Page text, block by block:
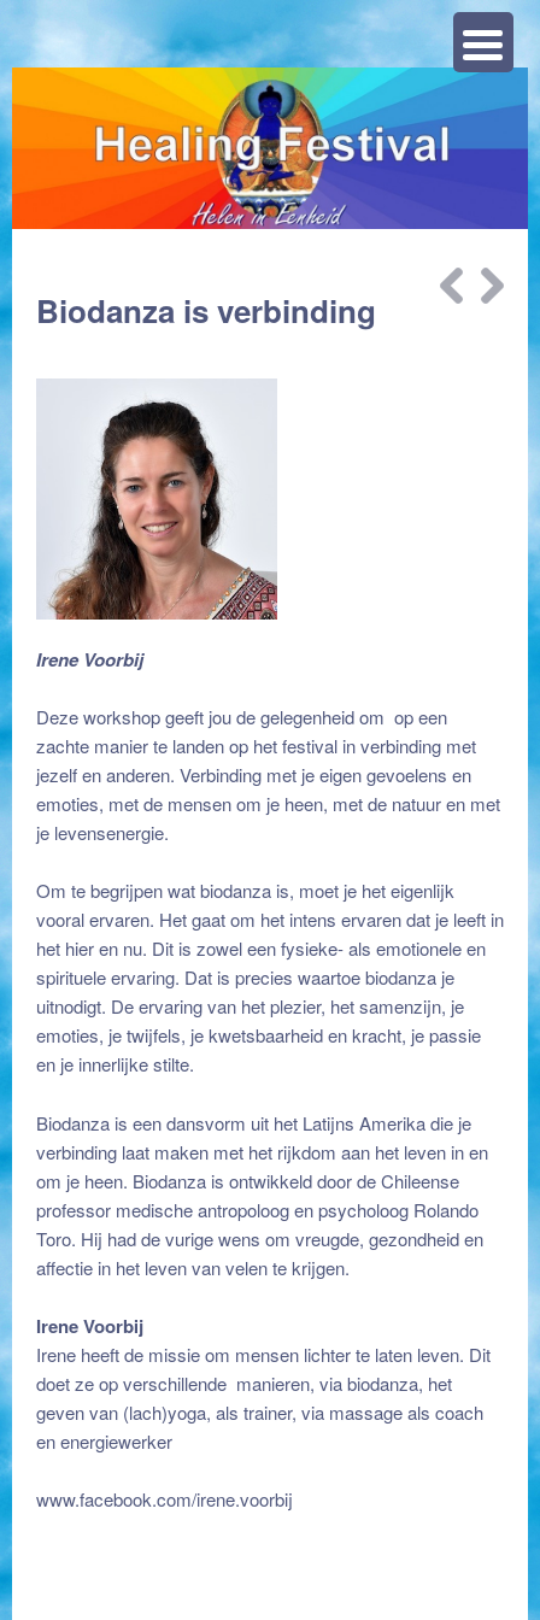
Bericht
Biodanza is verbinding
Irene Voorbij
Deze workshop geeft jou de gelegenheid om op een
zachte manier te landen op het festival in verbinding met
jezelf en anderen. Verbinding met je eigen gevoelens en
emoties, met de mensen om je heen, met de natuur en met
je levensenergie.
Om te begrijpen wat biodanza is, moet je het eigenlijk
vooral ervaren. Het gaat om het intens ervaren dat je leeft in
het hier en nu. Dit is zowel een fysieke- als emotionele en
spirituele ervaring. Dat is precies waartoe biodanza je
uitnodigt. De ervaring van het plezier, het samenzijn, je
emoties, je twijfels, je kwetsbaarheid en kracht, je passie
en je innerlijke stilte.
Biodanza is een dansvorm uit het Latijns Amerika die je
verbinding laat maken met het rijkdom aan het leven in en
om je heen. Biodanza is ontwikkeld door de Chileense
professor medische antropoloog en psycholoog Rolando
Toro. Hij had de vurige wens om vreugde, gezondheid en
affectie in het leven van velen te krijgen.
Irene Voorbij
Irene heeft de missie om mensen lichter te laten leven. Dit
doet ze op verschillende manieren, via biodanza, het
geven van (lach)yoga, als trainer, via massage als coach
en energiewerker
www.facebook.com/irene.voorbij